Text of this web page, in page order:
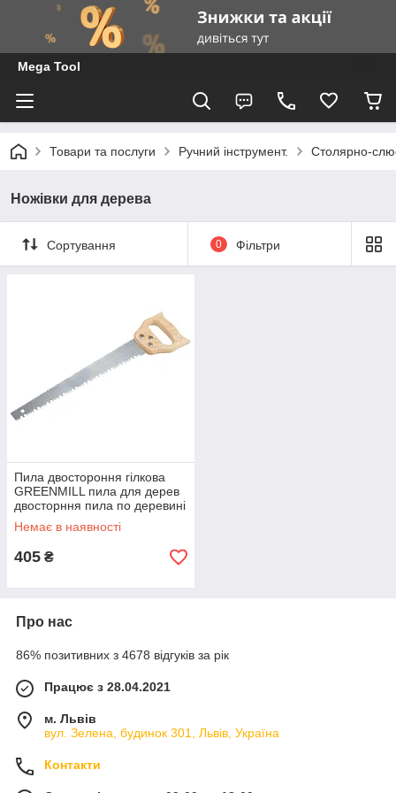
Mega Tool
Товари та послуги Ручний інструмент. Столярно-
Ножівки для дерева
Сортування 0 Фільтри
Пила двостороння гілкова
GREENMILL пила для дерев
двосторння пила по деревині
Немає в наявності
405 ₴
Про нас
86% позитивних з 4678 відгуків за рік
Працює з 28.04.2021
м. Львів
вул. Зелена, будинок 301, Львів, Україна
Контакти